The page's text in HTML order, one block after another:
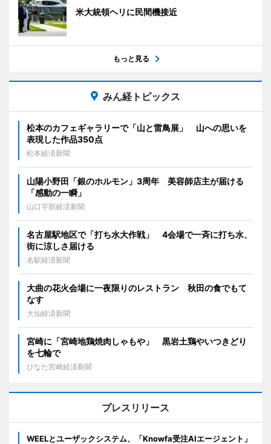
米大統領ヘリに民間機接近
もっと見る
みん経トピックス
松本のカフェギャラリーで「山と雷鳥展」 山への思いを
表現した作品350点
松本経済新聞
山陽小野田「銀のホルモン」3周年 美容師店主が届ける
「感動の一瞬」
山口宇部経済新聞
名古屋駅地区で「打ち水大作戦」 4会場で一斉に打ち水、
街に涼しさ届ける
名駅経済新聞
大曲の花火会場に一夜限りのレストラン 秋田の食でもて
なす
大仙経済新聞
宮崎に「宮崎地鶏焼肉しゃもや」 黒岩土鶏やいつきどり
を七輪で
ひなた宮崎経済新聞
プレスリリース
WEELとユーザックシステム、「Knowfa受注AIエージェント」